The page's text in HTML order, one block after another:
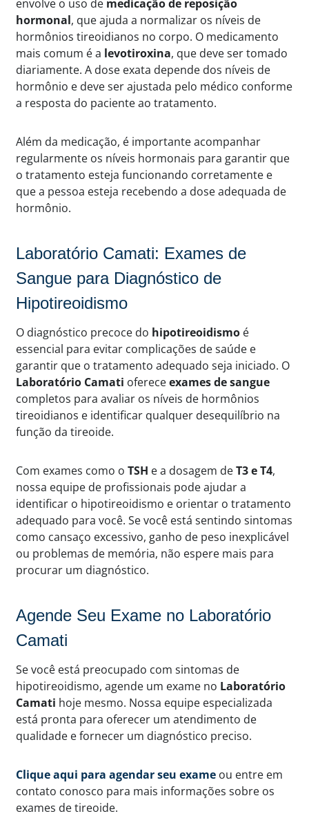
envolve o uso de medicação de reposição
hormonal, que ajuda a normalizar os níveis de
hormônios tireoidianos no corpo. O medicamento
mais comum é a levotiroxina, que deve ser tomado
diariamente. A dose exata depende dos níveis de
hormônio e deve ser ajustada pelo médico conforme
a resposta do paciente ao tratamento.
Além da medicação, é importante acompanhar
regularmente os níveis hormonais para garantir que
o tratamento esteja funcionando corretamente e
que a pessoa esteja recebendo a dose adequada de
hormônio.
Laboratório Camati: Exames de
Sangue para Diagnóstico de
Hipotireoidismo
O diagnóstico precoce do hipotireoidismo é
essencial para evitar complicações de saúde e
garantir que o tratamento adequado seja iniciado. O
Laboratório Camati ofereceexames de sangue
completos para avaliar os níveis de hormônios
tireoidianos e identificar qualquer desequilíbrio na
função da tireoide.
Com exames como o TSH e a dosagem deT3 e T4,
nossa equipe de profissionais pode ajudar a
identificar o hipotireoidismo e orientar o tratamento
adequado para você. Se você está sentindo sintomas
como cansaço excessivo, ganho de peso inexplicável
ou problemas de memória, não espere mais para
procurar um diagnóstico.
Agende Seu Exame no Laboratório
Camati
Se você está preocupado com sintomas de
hipotireoidismo, agende um exame no Laboratório
Camati hoje mesmo. Nossa equipe especializada
está pronta para oferecer um atendimento de
qualidade e fornecer um diagnóstico preciso.
Clique aqui para agendar seu exame ou entre em
contato conosco para mais informações sobre os
exames de tireoide.